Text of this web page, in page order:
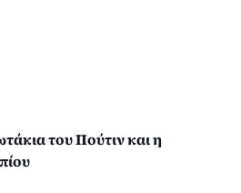
του Πούτιν και η